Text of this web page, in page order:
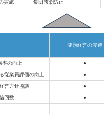
実施 集団感染防止
健康経営の浸透
率の向上 ●
従業員評価の向上 ●
営方針協議 ●
回数 ●